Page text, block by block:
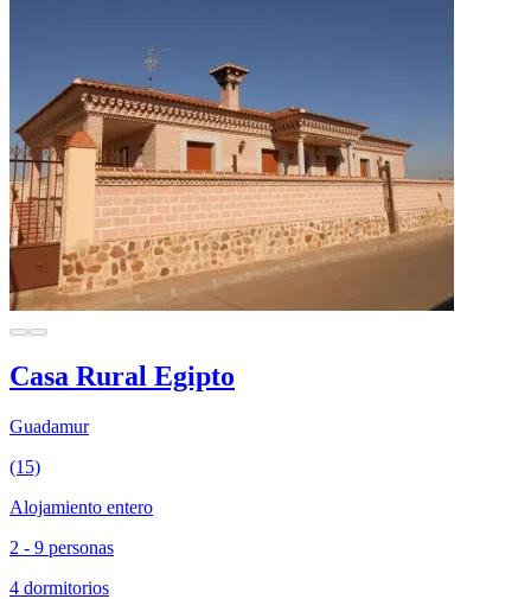
Casa Rural Egipto
Guadamur
(15)
Alojamiento entero
2 - 9 personas
4 dormitorios